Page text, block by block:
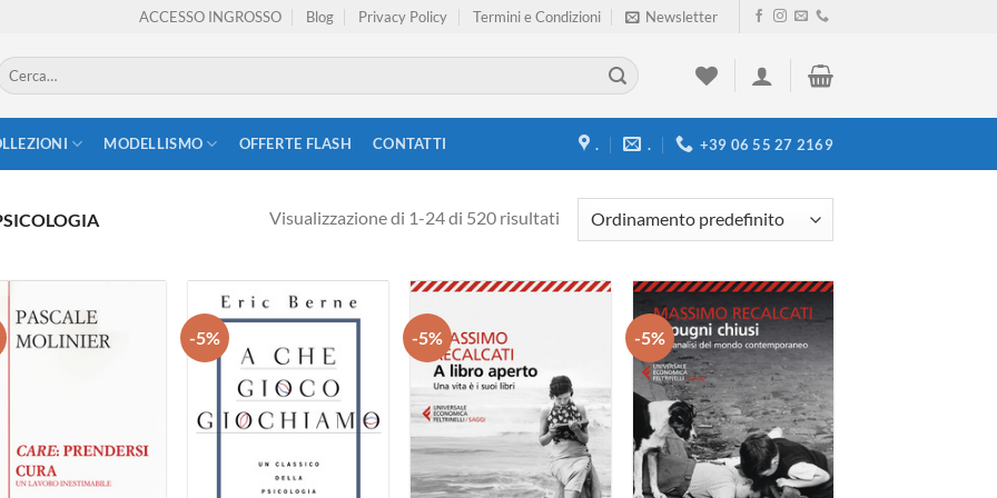
ACCESSO INGROSSO Blog Privacy Policy Termini e Condizioni Newsletter
MODELLISMO OFFERTE FLASH CONTATTI . . +39 06 55 27 2169
Visualizzazione di 1-24 di 520 risultati
-5%
Aggiungi
alla lista
dei
desideri
-5%
Aggiungi
alla lista
dei
desideri
-5%
Aggiungi
alla lista
dei
desideri